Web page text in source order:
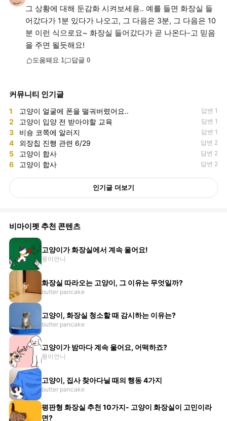
그 상황에 대해 둔감화 시켜보세용.. 예를 들면 화장실 들
어갔다가 1분 있다가 나오고, 그 다음은 3분, 그 다음은 10
분 이런 식으로요~ 화장실 들어갔다가 곧 나온다-고 믿음
을 주면 될듯해요!
도움돼요 1 답글 0
커뮤니티 인기글
1 고양이 얼굴에 폰을 떨궈버렸어요.. 답변 1
2 고양이 입양 전 받아야할 교육 답변 1
3 비숑 코쪽에 알러지 답변 1
4 외장칩 진행 관련 6/29 답변 2
5 고양이 합사 답변 2
6 고양이 합사 답변 2
인기글 더보기
비마이펫 추천 콘텐츠
고양이가 화장실에서 계속 울어요!
몽이언니
화장실 따라오는 고양이, 그 이유는 무엇일까?
butter pancake
고양이, 화장실 청소할 때 감시하는 이유는?
butter pancake
고양이가 밤마다 계속 울어요, 어떡하죠?
몽이언니
고양이, 집사 찾아다닐 때의 행동 4가지
butter pancake
평판형 화장실 추천 10가지- 고양이 화장실이 고민이라
면?